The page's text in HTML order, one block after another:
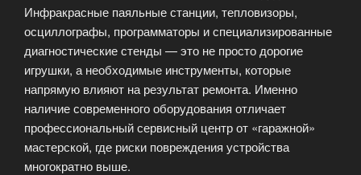
Инфракрасные паяльные станции, тепловизоры,
осциллографы, программаторы и специализированные
диагностические стенды — это не просто дорогие
игрушки, а необходимые инструменты, которые
напрямую влияют на результат ремонта. Именно
наличие современного оборудования отличает
профессиональный сервисный центр от «гаражной»
мастерской, где риски повреждения устройства
многократно выше.